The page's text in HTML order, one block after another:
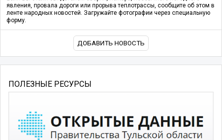
явления, провала дороги или прорыва теплотрассы, сообщите об этом в
ленте народных новостей. Загружайте фотографии через специальную
форму.
ДОБАВИТЬ НОВОСТЬ
ПОЛЕЗНЫЕ РЕСУРСЫ